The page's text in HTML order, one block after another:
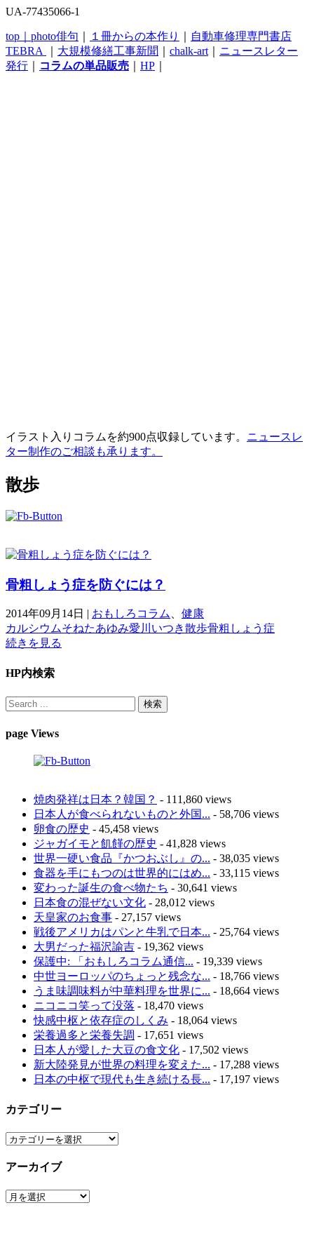
UA-77435066-1
top｜ photo俳句 １冊からの本作り
自動車修理専門書店
TEBRA
大規模修繕工事新聞 chalk-art
ニュースレター
発行
コラムの単品販売 HP
イラスト入りコラムを約900点収録しています。 ニュースレ
ター制作のご相談も承ります。
散歩
骨粗しょう症を防ぐには？
2014年09月14日 | おもしろコラム
健康
カルシウムそねたあゆみ愛川いつき散歩骨粗しょう症
続きを見る
HP内検索
page Views
焼肉発祥は日本？韓国？ - 111,860 views
日本人が食べられないものと外国... - 58,706 views
卵食の歴史 - 45,458 views
ジャガイモと飢饉の歴史 - 41,828 views
世界一硬い食品『かつおぶし』の... - 38,035 views
食器を手にもつのは世界的にはめ... - 33,115 views
変わった誕生の食べ物たち - 30,641 views
日本食の混ぜない文化 - 28,012 views
天皇家のお食事 - 27,157 views
戦後アメリカはパンと牛乳で日本... - 25,764 views
大男だった福沢諭吉 - 19,362 views
保護中: 「おもしろコラム通信... - 19,339 views
中世ヨーロッパのちょっと残念な... - 18,766 views
うま味調味料が中華料理を世界に... - 18,664 views
ニコニコ笑って没落 - 18,470 views
快感中枢と依存症のしくみ - 18,064 views
栄養過多と栄養失調 - 17,651 views
日本人が愛した大豆の食文化 - 17,502 views
新大陸発見が世界の料理を変えた... - 17,288 views
日本の中枢で現代も生き続ける長... - 17,197 views
カテゴリー
カ
ゴ
ー
アーカイブ
ア